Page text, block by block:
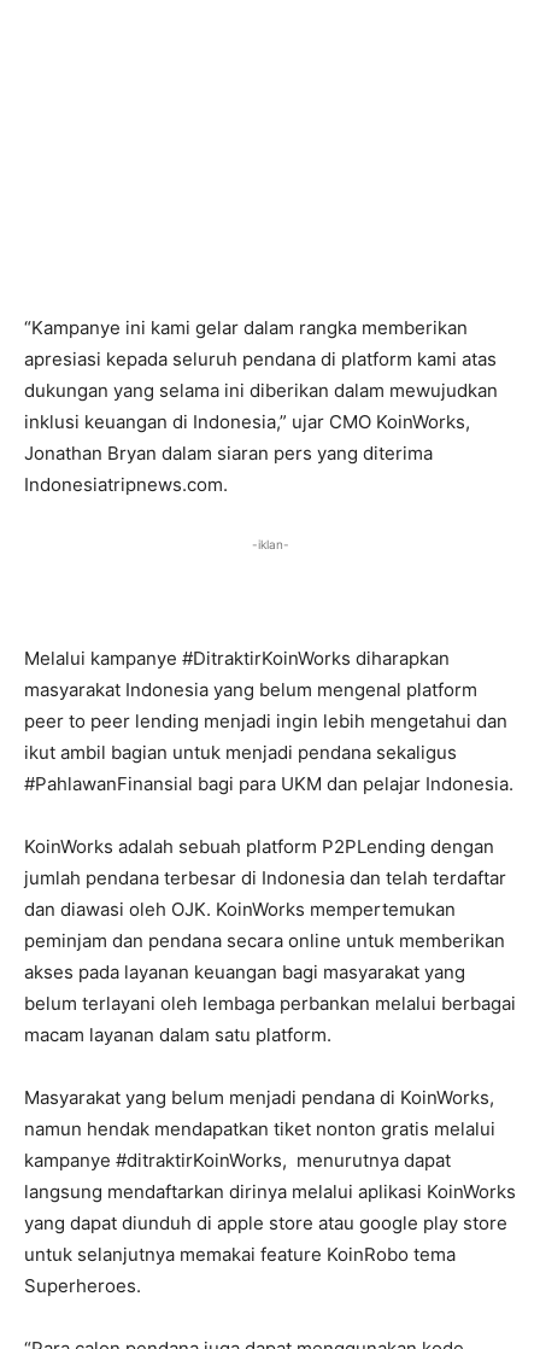
“Kampanye ini kami gelar dalam rangka memberikan
apresiasi kepada seluruh pendana di platform kami atas
dukungan yang selama ini diberikan dalam mewujudkan
inklusi keuangan di Indonesia,” ujar CMO KoinWorks,
Jonathan Bryan dalam siaran pers yang diterima
Indonesiatripnews.com.
-iklan-
Melalui kampanye #DitraktirKoinWorks diharapkan
masyarakat Indonesia yang belum mengenal platform
peer to peer lending menjadi ingin lebih mengetahui dan
ikut ambil bagian untuk menjadi pendana sekaligus
#PahlawanFinansial bagi para UKM dan pelajar Indonesia.
KoinWorks adalah sebuah platform P2PLending dengan
jumlah pendana terbesar di Indonesia dan telah terdaftar
dan diawasi oleh OJK. KoinWorks mempertemukan
peminjam dan pendana secara online untuk memberikan
akses pada layanan keuangan bagi masyarakat yang
belum terlayani oleh lembaga perbankan melalui berbagai
macam layanan dalam satu platform.
Masyarakat yang belum menjadi pendana di KoinWorks,
namun hendak mendapatkan tiket nonton gratis melalui
kampanye #ditraktirKoinWorks, menurutnya dapat
langsung mendaftarkan dirinya melalui aplikasi KoinWorks
yang dapat diunduh di apple store atau google play store
untuk selanjutnya memakai feature KoinRobo tema
Superheroes.